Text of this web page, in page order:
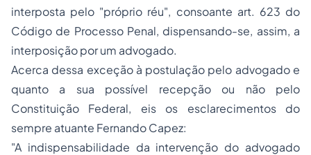
interposta pelo "próprio réu", consoante art. 623 do
Código de Processo Penal, dispensando-se, assim, a
interposição por um advogado.
Acerca dessa exceção à postulação pelo advogado e
quanto a sua possível recepção ou não pelo
Constituição Federal, eis os esclarecimentos do
sempre atuante Fernando Capez:
"A indispensabilidade da intervenção do advogado